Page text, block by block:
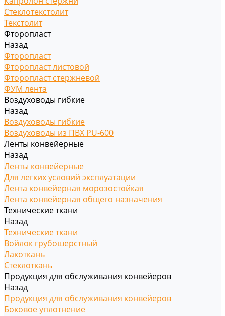
Стеклотекстолит
Текстолит
Фторопласт
Назад
Фторопласт
Фторопласт листовой
Фторопласт стержневой
ФУМ лента
Воздуховоды гибкие
Назад
Воздуховоды гибкие
Воздуховоды из ПВХ PU-600
Ленты конвейерные
Назад
Ленты конвейерные
Для легких условий эксплуатации
Лента конвейерная морозостойкая
Лента конвейерная общего назначения
Технические ткани
Назад
Технические ткани
Войлок грубошерстный
Лакоткань
Стеклоткань
Продукция для обслуживания конвейеров
Назад
Продукция для обслуживания конвейеров
Боковое уплотнение